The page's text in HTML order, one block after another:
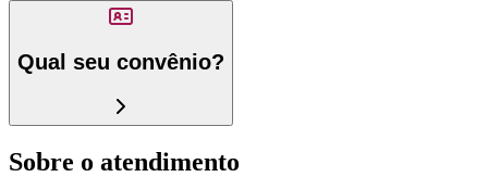
Qual seu convênio?
Sobre o atendimento